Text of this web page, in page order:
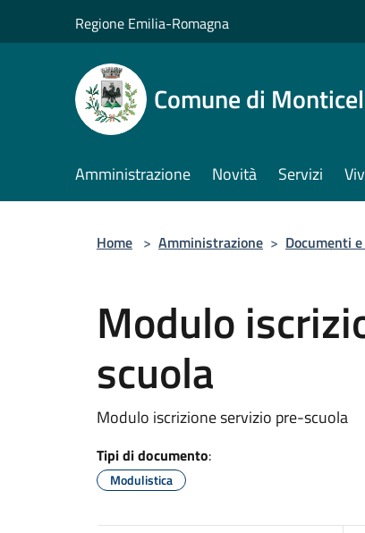
Regione Emilia-Romagna
Comune di
Amministrazione Novità Servizi
Home > Amministrazione > Documenti
Modulo
scuola
Modulo iscrizione servizio pre-scuola
Tipi di documento:
Modulistica